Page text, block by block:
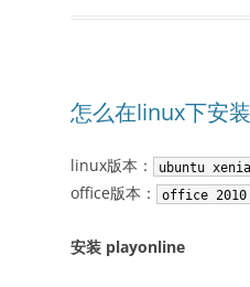
怎么在linux下安
linux版本： ubuntu
office版本： office 2010
安装 playonline